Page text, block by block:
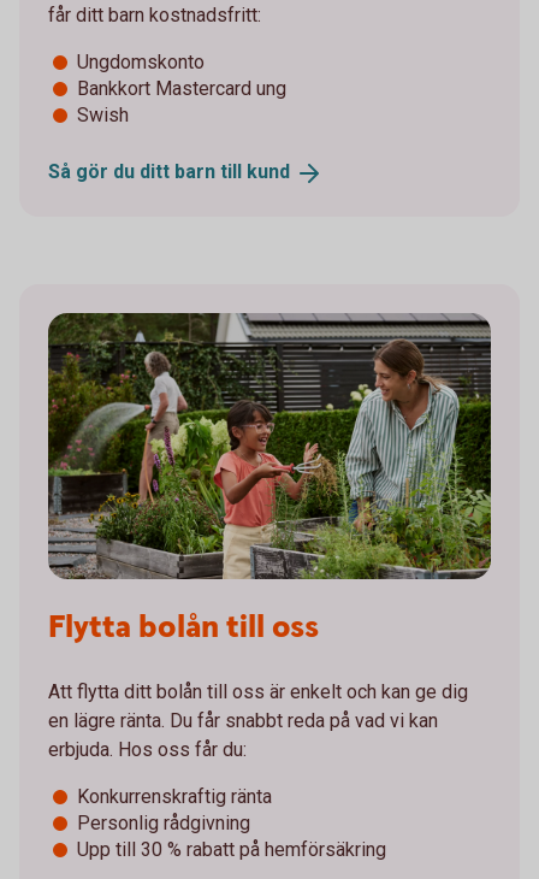
får ditt barn kostnadsfritt:
Ungdomskonto
Bankkort Mastercard ung
Swish
Så gör du ditt barn till kund
Flytta bolån till oss
Att flytta ditt bolån till oss är enkelt och kan ge dig
en lägre ränta. Du får snabbt reda på vad vi kan
erbjuda. Hos oss får du:
Konkurrenskraftig ränta
Personlig rådgivning
Upp till 30 % rabatt på hemförsäkring